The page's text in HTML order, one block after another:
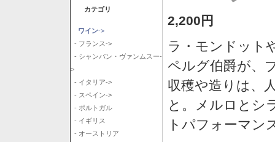
カテゴリ
ワイン->
- フランス->
- シャンパン・ヴァンムスー-
>
- イタリア->
- スペイン->
- ポルトガル
- イギリス
- オーストリア
2,200円
ラ・モンドット
ペルグ伯爵が、
収穫や造りは、
と。メルロとシ
トパフォーマン